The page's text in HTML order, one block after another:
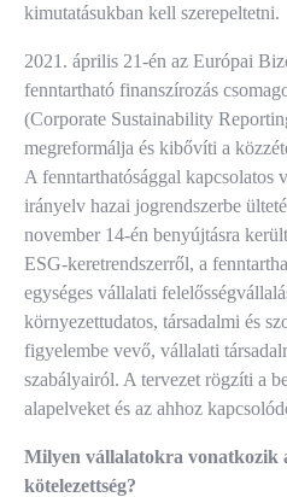
kimutatásukban kell szerepeltetni.
2021. április 21-én az Európai
fenntartható finanszírozás
(Corporate Sustainability
megreformálja és kibővíti a
A fenntarthatósággal kapcsolatos
irányelv hazai jogrendszerbe
november 14-én benyújtásra
ESG-keretrendszerről, a
egységes vállalati
környezettudatos, társadalmi és
figyelembe vevő, vállalati
szabályairól. A tervezet rögzíti a
alapelveket és az ahhoz
Milyen vállalatokra vonatkozik
kötelezettség?